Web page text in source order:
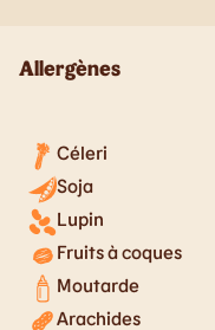
Allergènes
Céleri
Soja
Lupin
Fruits à coques
Moutarde
Arachides